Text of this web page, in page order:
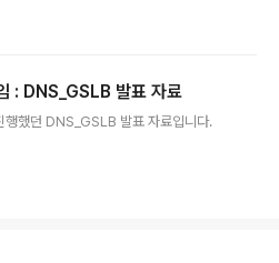
: DNS_GSLB 발표 자료
했던 DNS_GSLB 발표 자료입니다.